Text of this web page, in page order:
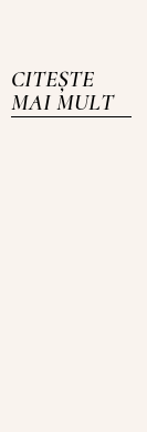
CITEȘTE
MAI MULT